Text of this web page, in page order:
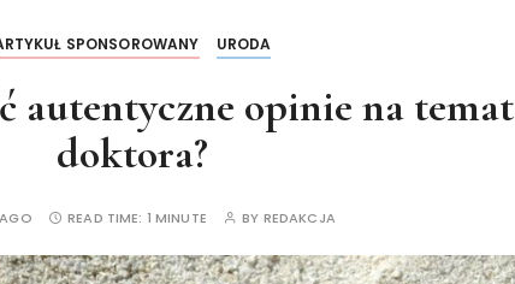
SPONSOROWANY URODA
autentyczne opinie na temat
doktora?
READ TIME: 1 MINUTE BY REDAKCJA